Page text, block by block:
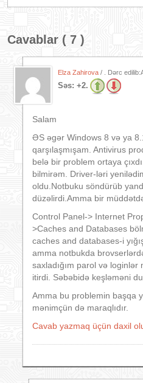
Cavablar ( 7 )
Elza Zahirova / . Dərc
Səs: +2.
Salam
ƏS əgər Windows 8 və ya
qarşılaşmışam. Antivirus
belə bir problem ortaya
bilmirəm. Driver-ləri
oldu.Notbuku söndürüb
düzəlirdi.Amma bir
Control Panel-> Internet
>Caches and Databases
caches and databases-i
amma notbukda
saxladığım parol və
itirdi. Səbəbidə keşləməni
Amma bu problemin başqa
mənimçün də maraqlıdır.
Cavab yazmaq üçün daxil